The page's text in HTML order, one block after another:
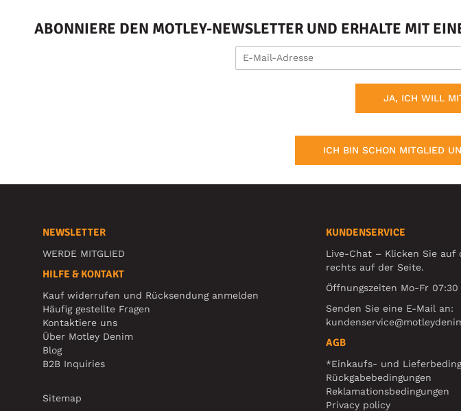
ABONNIERE DEN MOTLEY-NEWSLETTER UND ERHALTE MIT
JA, ICH WILL
ICH BIN SCHON MITGLIED
NEWSLETTER
WERDE MITGLIED
HILFE & KONTAKT
Kauf widerrufen und Rücksendung anmelden
Häufig gestellte Fragen
Kontaktiere uns
Über Motley Denim
Blog
B2B Inquiries
Sitemap
KUNDENSERVICE
Live-Chat – Klicken Sie auf
rechts auf der Seite.
Öffnungszeiten Mo-Fr 07:30
Senden Sie eine E-Mail an:
AGB
*Einkaufs- und
Rückgabebedingungen
Reklamationsbedingungen
Privacy policy